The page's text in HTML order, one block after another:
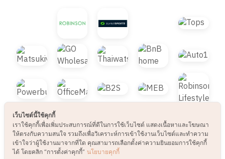
เว็บไซต์นี้ใช้คุกกี้
เราใช้คุกกี้เพื่อเพิ่มประสบการณ์ที่ดีในการใช้เว็บไซต์ แสดงเนื้อหาและโฆษณา
ให้ตรงกับความสนใจ รวมถึงเพื่อวิเคราะห์การเข้าใช้งานเว็บไซต์และทำความ
เข้าใจว่าผู้ใช้งานมาจากที่ใด คุณสามารถเลือกตั้งค่าความยินยอมการใช้คุกกี้
ได้ โดยคลิก “การตั้งค่าคุกกี้” นโยบายคุกกี้